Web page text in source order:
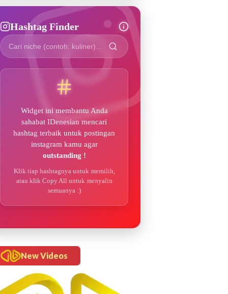
Hashtag Finder
Widget ini membantu Anda
sahabat IDenesian mencari
hashtag terbaik untuk postingan
instagram kamu agar
outstanding !
Klik tiap hashtagnya untuk memilih,
atau klik Copy All untuk menyalin
semuanya :)
New Videos